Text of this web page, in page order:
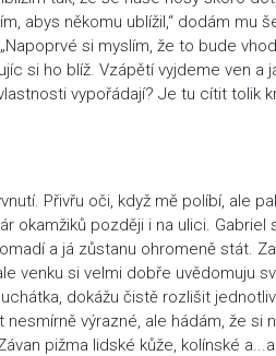
abys někomu ublížil,“ dodám mu
si myslím, že to bude
si ho blíž. Vzápětí vyjdeme ven a
vypořádají? Je tu cítit tolik
Přivřu oči, když mě políbí, ale
okamžiků později i na ulici. Gabriel
a já zůstanu ohromeně stát.
venku si velmi dobře uvědomuju
dokážu čistě rozlišit
výrazné, ale hádám, že si
pižma lidské kůže, kolínské